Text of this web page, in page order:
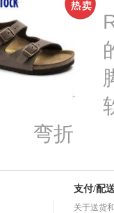
弯折
支付/配
关于送货